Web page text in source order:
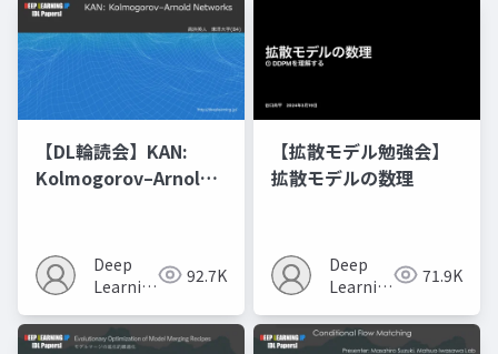
【DL輪読会】KAN:
Kolmogorov–Arnold
Deep
Learning
92.7K
【拡散モデル勉強会】
拡散モデルの数理
Deep
Learning
71.9K